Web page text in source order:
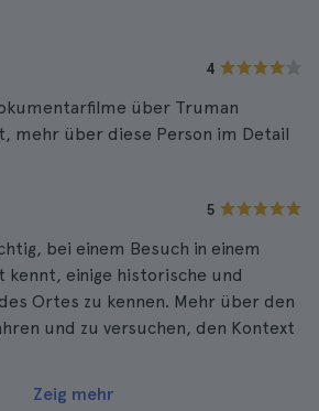
4
über Truman
mehr über diese Person im Detail
5
bei einem Besuch in einem
kennt, einige historische und
Ortes zu kennen. Mehr über den
und zu versuchen, den Kontext
die Atombomben auf Hiroshima
Zeig mehr